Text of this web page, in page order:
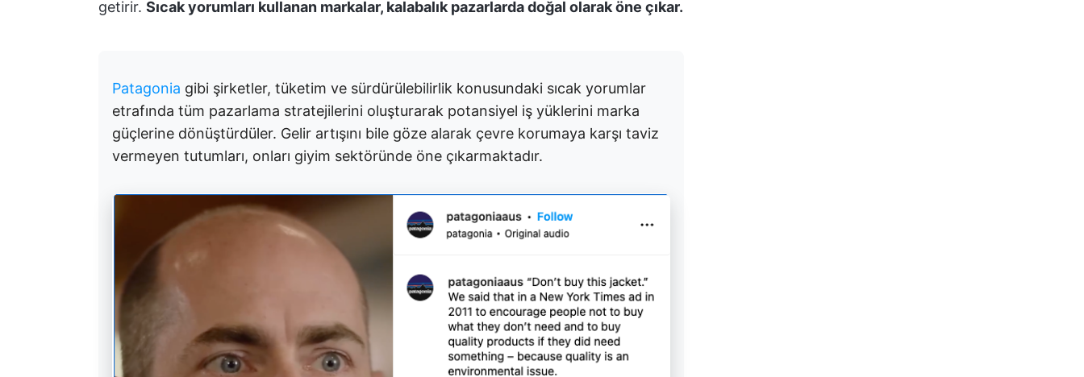
getirir. Sıcak yorumları kullanan markalar, kalabalık pazarlarda doğal olarak öne çıkar.
Patagonia gibi şirketler, tüketim ve sürdürülebilirlik konusundaki sıcak yorumlar
etrafında tüm pazarlama stratejilerini oluşturarak potansiyel iş yüklerini marka
güçlerine dönüştürdüler. Gelir artışını bile göze alarak çevre korumaya karşı taviz
vermeyen tutumları, onları giyim sektöründe öne çıkarmaktadır.